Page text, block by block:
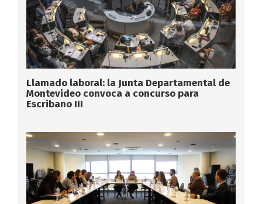
Llamado laboral: la Junta Departamental de
Montevideo convoca a concurso para
Escribano III